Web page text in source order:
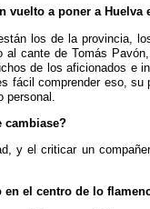
vuelto a poner a
los de la provincia,
cante de Tomás
de los aficionados e
fácil comprender eso,
cambiase?
y el criticar un
en el centro de lo